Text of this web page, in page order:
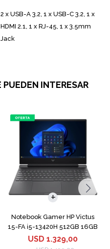
2 x USB-A 3.2, 1 x USB-C 3.2, 1 x
HDMI 2.1, 1 x RJ-45, 1 x 3.5mm
Jack
INTERESAR
Notebook Gamer HP Victus
15-FA i5-13420H 512GB 16GB
RTX 4050
USD 1.329,00
COMPARAR